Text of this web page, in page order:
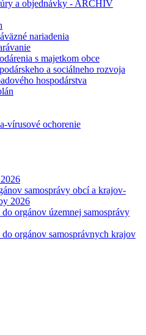
a objednávky - ARCHÍV
nariadenia
s majetkom obce
a sociálneho rozvoja
hospodárstva
vírusové ochorenie
samosprávy obcí a krajov-
2026
orgánov územnej samosprávy
orgánov samosprávnych krajov